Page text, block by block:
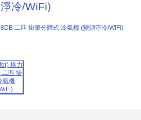
淨冷/WiFi)